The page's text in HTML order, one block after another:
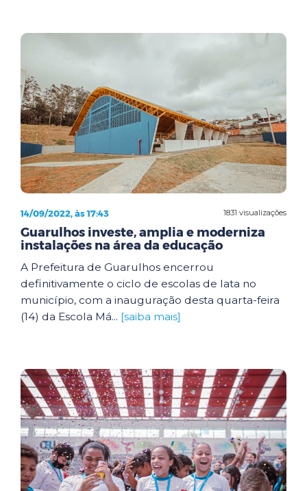
1831 visualizações
14/09/2022, às 17:43
Guarulhos investe, amplia e moderniza
instalações na área da educação
A Prefeitura de Guarulhos encerrou
definitivamente o ciclo de escolas de lata no
município, com a inauguração desta quarta-feira
(14) da Escola Má... [saiba mais]